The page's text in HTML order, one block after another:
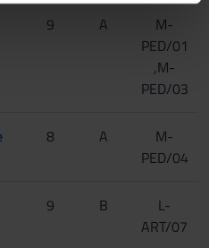
di analisi dei dati web,
potrebbero combinarle
fornito loro o che hanno
9 A
M-
PED/01
,M-
PED/03
8 A
M-
PED/04
9 B
L-
ART/07